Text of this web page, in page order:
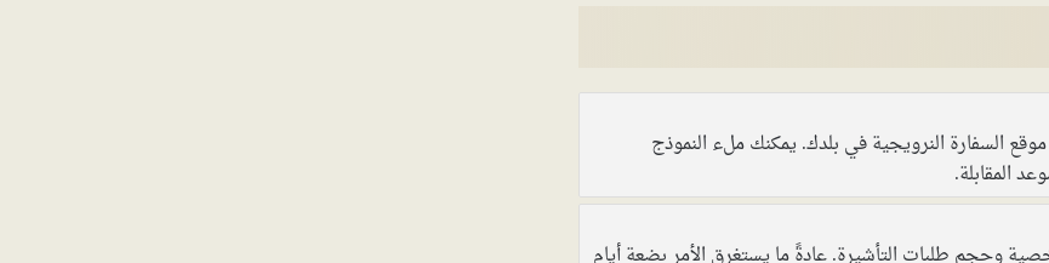
السفارة النرويجية في بلدك. يمكنك ملء النموذج
المقابلة.